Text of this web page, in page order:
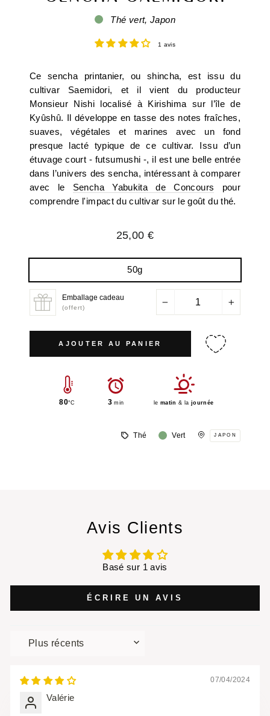
Thé vert, Japon
1 avis
Ce sencha printanier, ou shincha, est issu du
cultivar Saemidori, et il vient du producteur
Monsieur Nishi localisé à Kirishima sur l’île de
Kyûshû. Il développe en tasse des notes fraîches,
suaves, végétales et marines avec un fond
presque lacté typique de ce cultivar. Issu d’un
étuvage court - futsumushi -, il est une belle entrée
dans l’univers des sencha, intéressant à comparer
avec le Sencha Yabukita de Concours pour
comprendre l'impact du cultivar sur le goût du thé.
Prix
25,00 €
50g
Emballage cadeau
(offert)
AJOUTER AU PANIER
80°C 3 min le matin & la journée
Thé Vert JAPON
Avis Clients
Basé sur 1 avis
ÉCRIRE UN AVIS
SORT BY
07/04/2024
Valérie